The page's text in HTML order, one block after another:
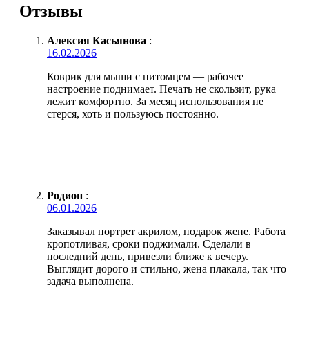
Отзывы
Алексия Касьянова :
16.02.2026
Коврик для мыши с питомцем — рабочее
настроение поднимает. Печать не скользит, рука
лежит комфортно. За месяц использования не
стерся, хоть и пользуюсь постоянно.
Родион :
06.01.2026
Заказывал портрет акрилом, подарок жене. Работа
кропотливая, сроки поджимали. Сделали в
последний день, привезли ближе к вечеру.
Выглядит дорого и стильно, жена плакала, так что
задача выполнена.